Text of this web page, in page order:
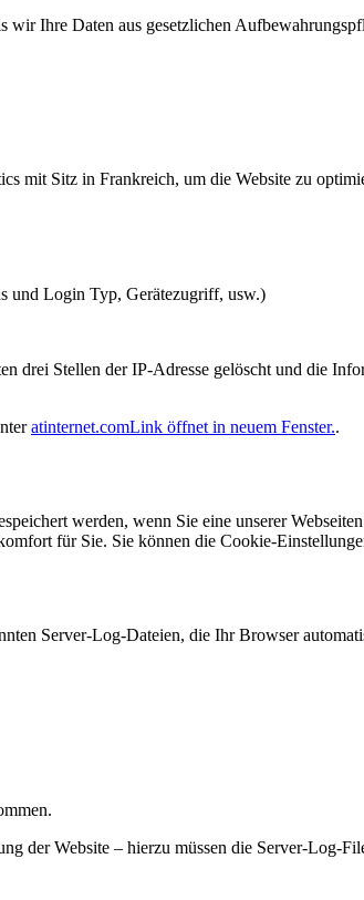
Ihre Daten aus gesetzlichen
mit Sitz in Frankreich, um die Website zu
und Login Typ, Gerätezugriff, usw.)
drei Stellen der IP-Adresse gelöscht und die
atinternet.comLink öffnet in neuem Fenster..
werden, wenn Sie eine unserer
für Sie. Sie können die Cookie-
Server-Log-Dateien, die Ihr Browser
der Website – hierzu müssen die Server-Log-